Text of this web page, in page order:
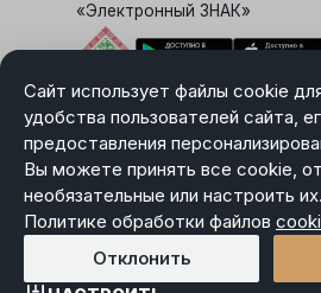
Сайт использует файлы cookie
удобства пользователей сайта,
предоставления
Вы можете принять все cookie,
необязательные или настроить
Политике обработки файлов
Отклонить
«Электронный ЗНАК»
Выбор настроек
Карта сайта
Политика в отношении обработки
Пользовательское